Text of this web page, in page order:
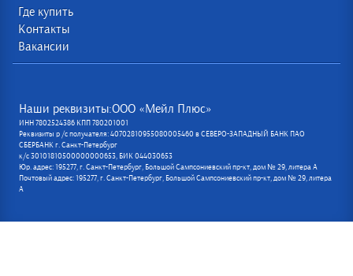
Где купить
Контакты
Вакансии
Наши реквизиты:ООО «Мейл Плюс»
ИНН 7802524386 КПП 780201001
Реквизиты р /с получателя: 40702810955080005460 в СЕВЕРО-ЗАПАДНЫЙ БАНК ПАО
СБЕРБАНК г. Санкт-Петербург
к/с 30101810500000000653, БИК 044030653
Юр. адрес: 195277, г. Санкт-Петербург, Большой Сампсониевский пр-кт, дом № 29, литера А
Почтовый адрес: 195277, г. Санкт-Петербург, Большой Сампсониевский пр-кт, дом № 29, литера
А